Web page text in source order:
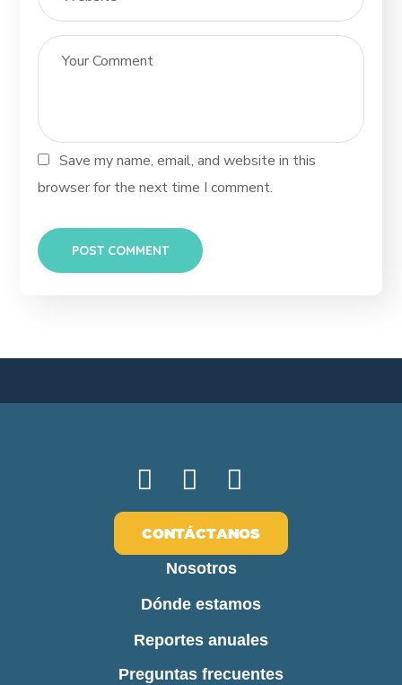
Save my name, email, and website in this
browser for the next time I comment.
CONTÁCTANOS
Nosotros
Dónde estamos
Reportes anuales
Preguntas frecuentes